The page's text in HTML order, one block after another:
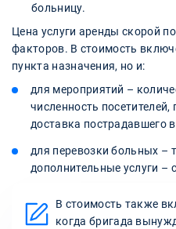
больницу.
Цена услуги аренды скорой
факторов. В стоимость
пункта назначения, но и:
для мероприятий –
численность
доставка пострадавшего
для перевозки больных –
дополнительные услуги –
В стоимость также
когда бригада